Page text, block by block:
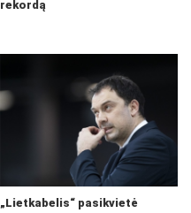
rekordą
„Lietkabelis“ pasikvietė